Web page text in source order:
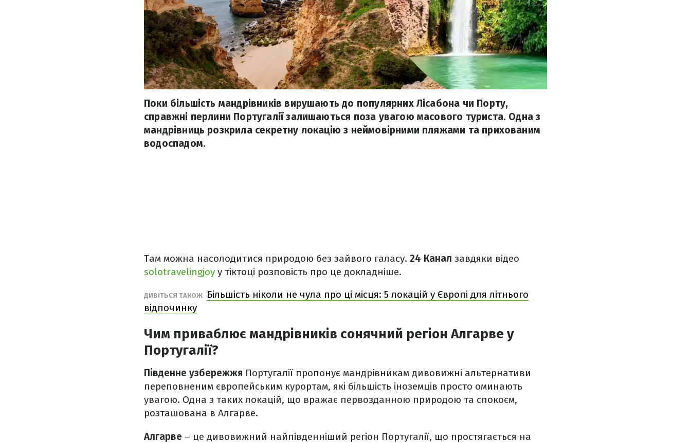
Поки більшість мандрівників вирушають до популярних Лісабона чи Порту,
справжні перлини Португалії залишаються поза увагою масового туриста. Одна з
мандрівниць розкрила секретну локацію з неймовірними пляжами та прихованим
водоспадом.
Там можна насолодитися природою без зайвого галасу. 24 Канал завдяки відео
solotravelingjoy у тіктоці розповість про це докладніше.
ДИВІТЬСЯ ТАКОЖ
Більшість ніколи не чула про ці місця: 5 локацій у Європі для літнього
відпочинку
Чим приваблює мандрівників сонячний регіон Алгарве у
Португалії?
Південне узбережжя Португалії пропонує мандрівникам дивовижні альтернативи
переповненим європейським курортам, які більшість іноземців просто оминають
увагою. Одна з таких локацій, що вражає первозданною природою та спокоєм,
розташована в Алгарве.
Алгарве – це дивовижний найпівденніший регіон Португалії, що простягається на